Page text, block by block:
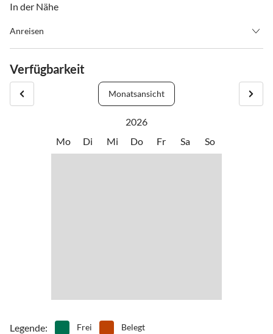
In der Nähe
Anreisen
Paznaun - ca. 15 km/Abzweigung Kappl Dorf - links unterhalb der
Kirche
über Kufstein/Inntalautobahn/Landeck - Abfahrt Pians
Kirche noch ca. 200 m bis zum Hotel.
Verfügbarkeit
Monatsansicht
2026
Mo
Di Mi Do Fr Sa So
Legende: Frei Belegt